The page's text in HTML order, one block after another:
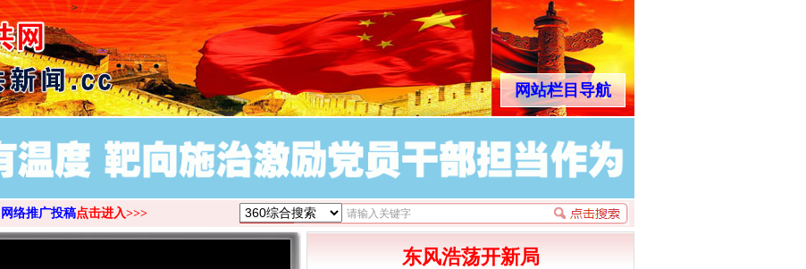
>
网站栏目导航
网络推广投稿点击进入>>>
东风浩荡开新局